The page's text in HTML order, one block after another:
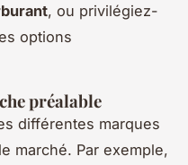
, ou privilégiez-
options
préalable
différentes marques
marché. Par exemple,